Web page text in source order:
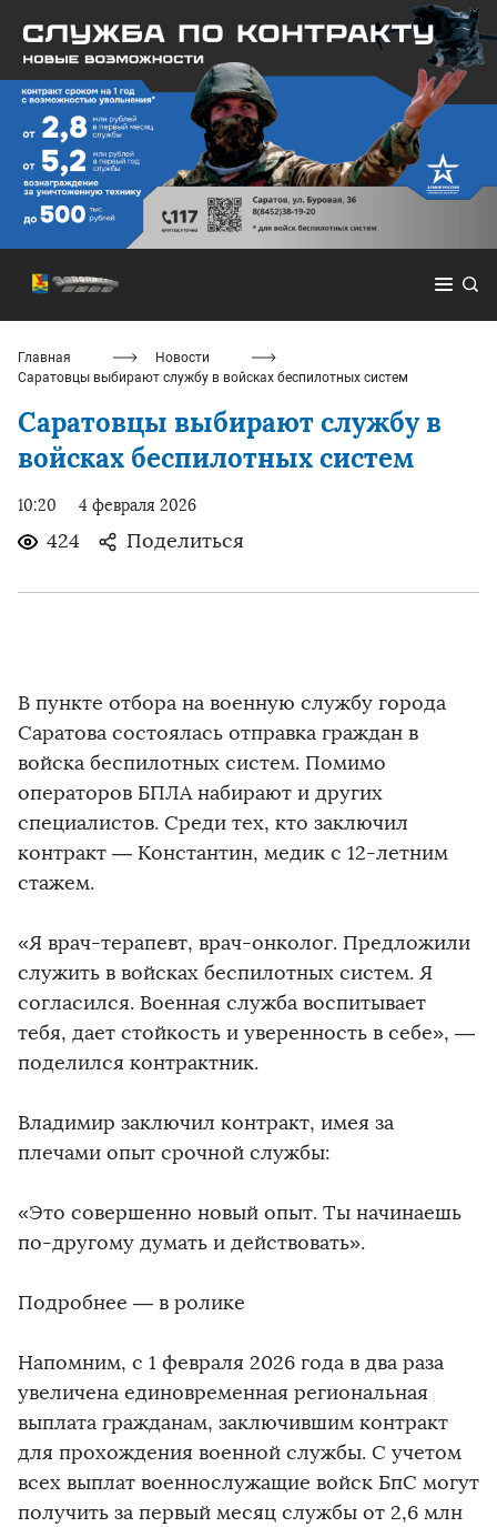
Главная
Новости
Саратовцы выбирают службу в войсках беспилотных систем
Саратовцы выбирают службу в
войсках беспилотных систем
10:20 4 февраля 2026
424 Поделиться
В пункте отбора на военную службу города
Саратова состоялась отправка граждан в
войска беспилотных систем. Помимо
операторов БПЛА набирают и других
специалистов. Среди тех, кто заключил
контракт — Константин, медик с 12-летним
стажем.
«Я врач-терапевт, врач-онколог. Предложили
служить в войсках беспилотных систем. Я
согласился. Военная служба воспитывает
тебя, дает стойкость и уверенность в себе», —
поделился контрактник.
Владимир заключил контракт, имея за
плечами опыт срочной службы:
«Это совершенно новый опыт. Ты начинаешь
по-другому думать и действовать».
Подробнее — в ролике
Напомним, с 1 февраля 2026 года в два раза
увеличена единовременная региональная
выплата гражданам, заключившим контракт
для прохождения военной службы. С учетом
всех выплат военнослужащие войск БпС могут
получить за первый месяц службы от 2,6 млн